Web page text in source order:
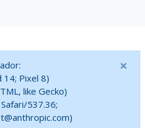
14; Pixel 8)
like Gecko)
537.36;
×